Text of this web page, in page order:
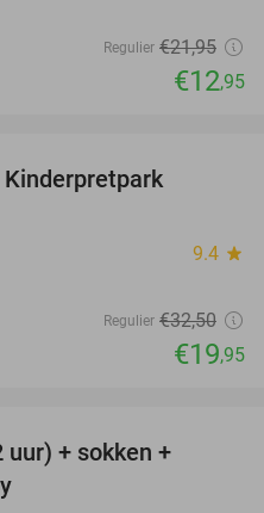
Regulier €21,95
€12,95
9.4 star
Regulier €32,50
€19,95
uur) + sokken +